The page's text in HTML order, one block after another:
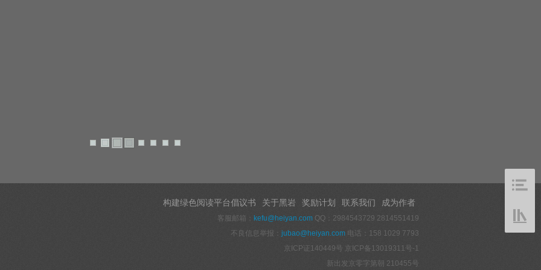
构建绿色阅读平台倡议书 关于黑岩 奖励计划 联系我们 成为作者
客服邮箱： kefu@heiyan.com QQ：2984543729 2814551419
不良信息举报： jubao@heiyan.com 电话：158 1029 7793
京ICP证140449号 京ICP备13019311号-1
新出发京零字第朝 210455号